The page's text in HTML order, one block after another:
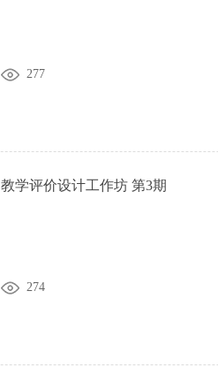
277
教学评价设计工作坊 第3期
274